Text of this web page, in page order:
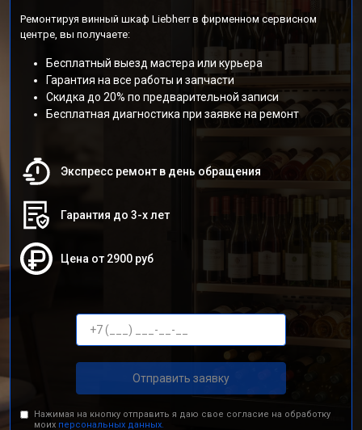
Ремонтируя винный шкаф Liebherr в фирменном сервисном
центре, вы получаете:
Бесплатный выезд мастера или курьера
Гарантия на все работы и запчасти
Скидка до 20% по предварительной записи
Бесплатная диагностика при заявке на ремонт
Экспресс ремонт в день обращения
Гарантия до 3-х лет
Цена от 2900 руб
Отправить заявку
Нажимая на кнопку отправить я даю свое согласие на обработку
моих персональных данных.